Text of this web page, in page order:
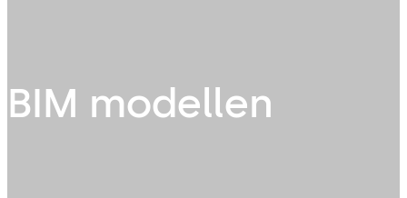
BIM modellen